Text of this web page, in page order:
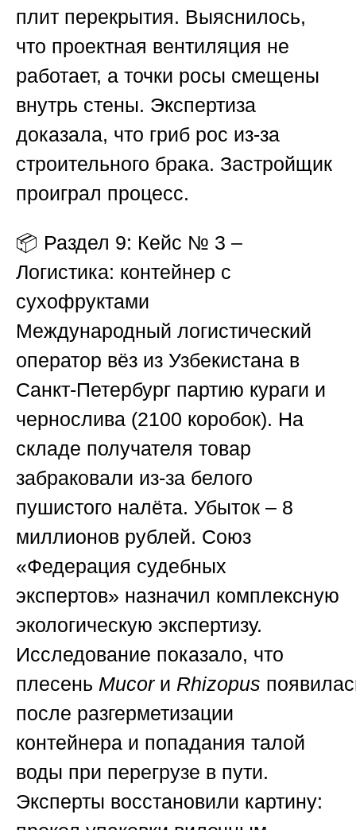
плит перекрытия. Выяснилось,
что проектная вентиляция не
работает, а точки росы смещены
внутрь стены. Экспертиза
доказала, что гриб рос из-за
строительного брака. Застройщик
проиграл процесс.
📦 Раздел 9: Кейс № 3 –
Логистика: контейнер с
сухофруктами
Международный логистический
оператор вёз из Узбекистана в
Санкт-Петербург партию кураги и
чернослива (2100 коробок). На
складе получателя товар
забраковали из-за белого
пушистого налёта. Убыток – 8
миллионов рублей. Союз
«Федерация судебных
экспертов» назначил комплексную
экологическую экспертизу.
Исследование показало, что
плесень Mucorи Rhizopus
после разгерметизации
контейнера и попадания талой
воды при перегрузе в пути.
Эксперты восстановили картину: